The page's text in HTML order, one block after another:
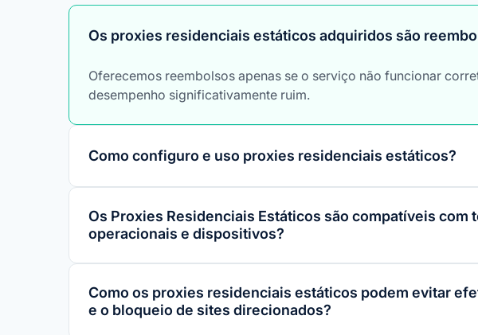
Os proxies residenciais estáticos adquiridos são
Oferecemos reembolsos apenas se o serviço não funcionar
desempenho significativamente ruim.
Como configuro e uso proxies residenciais estáticos?
Os Proxies Residenciais Estáticos são compatíveis com
operacionais e dispositivos?
Como os proxies residenciais estáticos podem evitar
e o bloqueio de sites direcionados?